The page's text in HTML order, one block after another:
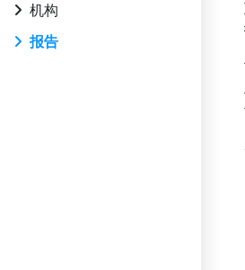
机构
报告